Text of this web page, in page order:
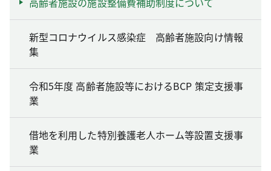
新型コロナウイルス感染症 高齢者施設向け情報
集
令和5年度 高齢者施設等におけるBCP 策定支援事
業
借地を利用した特別養護老人ホーム等設置支援事
業